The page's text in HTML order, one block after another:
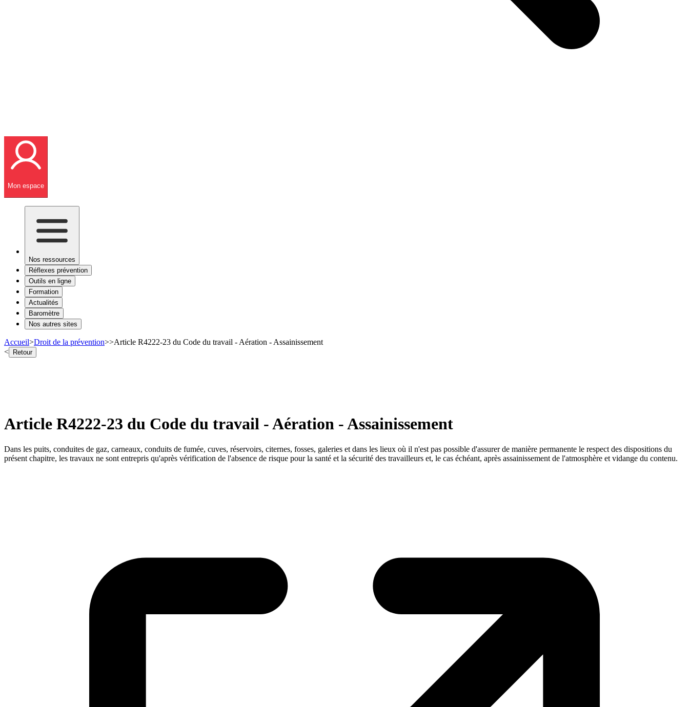
Mon espace
Nos ressources
Réflexes prévention
Outils en ligne
Formation
Actualités
Baromètre
Nos autres sites
Accueil>Droit de la prévention>>Article R4222-23 du Code du travail - Aération - Assainissement
< Retour
Article R4222-23 du Code du travail - Aération - Assainissement
Dans les puits, conduites de gaz, carneaux, conduits de fumée, cuves, réservoirs, citernes, fosses, galeries et dans les lieux où il n'est pas possible d'assurer de manière permanente le respect des dispositions du
présent chapitre, les travaux ne sont entrepris qu'après vérification de l'absence de risque pour la santé et la sécurité des travailleurs et, le cas échéant, après assainissement de l'atmosphère et vidange du contenu.